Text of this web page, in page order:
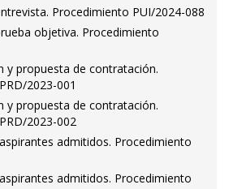
Procedimiento PUI/2024-088
objetiva. Procedimiento
y propuesta de contratación.
2023-001
y propuesta de contratación.
2023-002
admitidos. Procedimiento
admitidos. Procedimiento